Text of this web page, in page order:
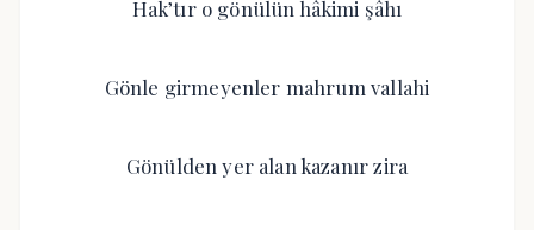
Hak’tır o gönülün hâkimi şâhı
Gönle girmeyenler mahrum vallahi
Gönülden yer alan kazanır zira